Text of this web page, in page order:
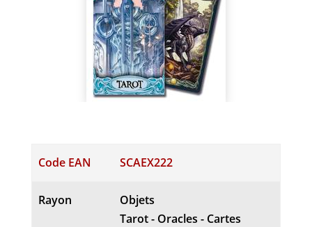
Code EAN SCAEX222
Rayon
Objets
Tarot - Oracles - Cartes